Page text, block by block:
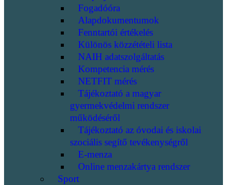
Fogadóóra
Alapdokumentumok
Fenntartói értékelés
Különös közzétételi lista
NAIH adatszolgáltatás
Kompetencia mérés
NETFIT mérés
Tájékoztató a magyar
gyermekvédelmi rendszer
működéséről
Tájékoztató az óvodai és iskolai
szociális segítő tevékenységről
E-menza
Online menzakártya rendszer
Sport